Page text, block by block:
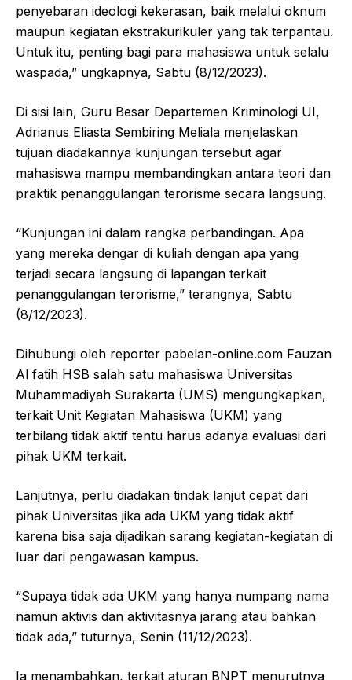
penyebaran ideologi kekerasan, baik melalui oknum
maupun kegiatan ekstrakurikuler yang tak terpantau.
Untuk itu, penting bagi para mahasiswa untuk selalu
waspada,” ungkapnya, Sabtu (8/12/2023).
Di sisi lain, Guru Besar Departemen Kriminologi UI,
Adrianus Eliasta Sembiring Meliala menjelaskan
tujuan diadakannya kunjungan tersebut agar
mahasiswa mampu membandingkan antara teori dan
praktik penanggulangan terorisme secara langsung.
“Kunjungan ini dalam rangka perbandingan. Apa
yang mereka dengar di kuliah dengan apa yang
terjadi secara langsung di lapangan terkait
penanggulangan terorisme,” terangnya, Sabtu
(8/12/2023).
Dihubungi oleh reporter pabelan-online.com Fauzan
Al fatih HSB salah satu mahasiswa Universitas
Muhammadiyah Surakarta (UMS) mengungkapkan,
terkait Unit Kegiatan Mahasiswa (UKM) yang
terbilang tidak aktif tentu harus adanya evaluasi dari
pihak UKM terkait.
Lanjutnya, perlu diadakan tindak lanjut cepat dari
pihak Universitas jika ada UKM yang tidak aktif
karena bisa saja dijadikan sarang kegiatan-kegiatan di
luar dari pengawasan kampus.
“Supaya tidak ada UKM yang hanya numpang nama
namun aktivis dan aktivitasnya jarang atau bahkan
tidak ada,” tuturnya, Senin (11/12/2023).
Ia menambahkan, terkait aturan BNPT menurutnya